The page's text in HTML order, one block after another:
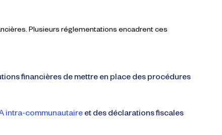
Plusieurs réglementations encadrent ces
financières de mettre en place des procédures
intra-communautaire et des déclarations fiscales